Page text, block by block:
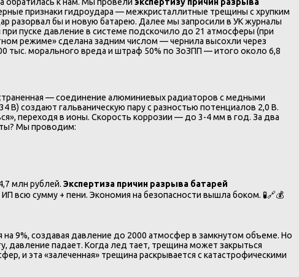
обратилась к нам. Мы провели экспертизу причин разрыва
признаки гидроудара — межкристаллитные трещины с хрупким
разорвал бы и новую батарею. Далее мы запросили в УК журналы
пуске давление в системе подскочило до 21 атмосферы (при
режиме» сделана задним числом — чернила высохли через
тыс. морального вреда и штраф 50% по ЗоЗПП — итого около 6,8
— соединение алюминиевых радиаторов с медными
В) создают гальваническую пару с разностью потенциалов 2,0 В.
переходя в ионы. Скорость коррозии — до 3-4 мм в год. За два
Мы проводим:
млн рублей. Экспертиза причин разрыва батарей
всю сумму + пени. Экономия на безопасности вышла боком. 🧪🔗💰
9%, создавая давление до 2000 атмосфер в замкнутом объеме. Но
давление падает. Когда лед тает, трещина может закрыться
и эта «залеченная» трещина раскрывается с катастрофическими